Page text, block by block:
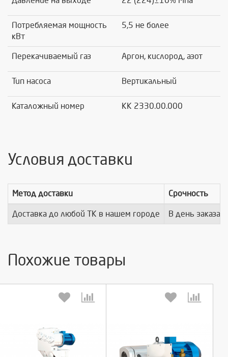
Потребляемая мощность
кВт
5,5 не более
Перекачиваемый газ Аргон, кислород, азот
Тип насоса Вертикальный
Каталожный номер КК 2330.00.000
Условия доставки
Метод доставки Срочность
Доставка до любой ТК в нашем городе В день заказа
Похожие товары